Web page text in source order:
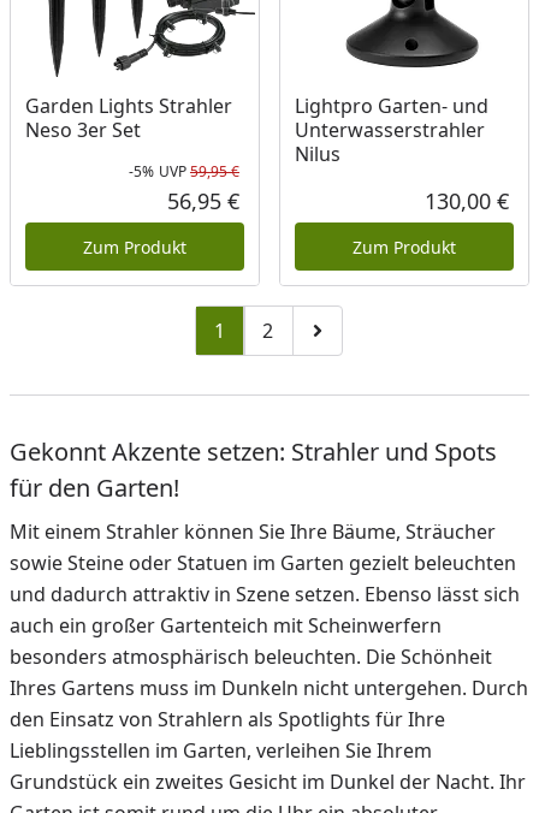
Garden Lights Strahler
Neso 3er Set
Rabatt in Prozent
-5%
Ursprünglicher Preis
UVP59,95 €
Aktueller Preis
56,95 €
Zum Produkt
Lightpro Garten- und
Unterwasserstrahler
Nilus
130,00 €
Zum Produkt
1 Zu Seite 2
2 Zur nächsten Seite
Gekonnt Akzente setzen: Strahler und Spots
für den Garten!
Mit einem Strahler können Sie Ihre Bäume, Sträucher
sowie Steine oder Statuen im Garten gezielt beleuchten
und dadurch attraktiv in Szene setzen. Ebenso lässt sich
auch ein großer Gartenteich mit Scheinwerfern
besonders atmosphärisch beleuchten. Die Schönheit
Ihres Gartens muss im Dunkeln nicht untergehen. Durch
den Einsatz von Strahlern als Spotlights für Ihre
Lieblingsstellen im Garten, verleihen Sie Ihrem
Grundstück ein zweites Gesicht im Dunkel der Nacht. Ihr